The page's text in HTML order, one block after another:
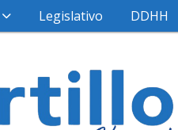
Legislativo DDHH